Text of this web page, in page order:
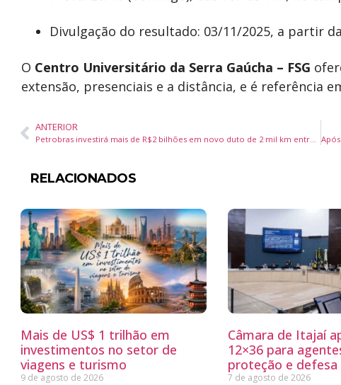
Divulgação do resultado: 03/11/2025, a partir
O Centro Universitário da Serra Gaúcha – FSG
extensão, presenciais e a distância, e é referência
ANTERIOR
Petrobras investirá mais de R$2 bilhões em novo duto de 2 mil km entre São Paulo e Mato Grosso para atender agronegócio
RELACIONADOS
Mais de US$ 1 trilhão em
investimentos no setor de
viagens e turismo
9 de agosto de 2026
Câmara de Itajaí
12×36 para
proteção e defesa
7 de agosto de 2026